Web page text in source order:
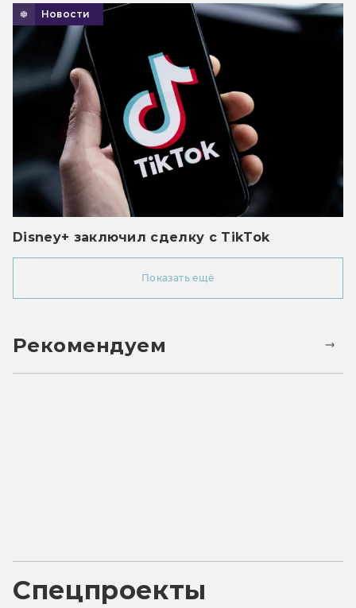
Новости
Disney+ заключил сделку с TikTok
Показать ещё
Рекомендуем
Спецпроекты